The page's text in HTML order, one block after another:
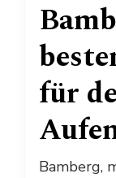
für
Bamberg,